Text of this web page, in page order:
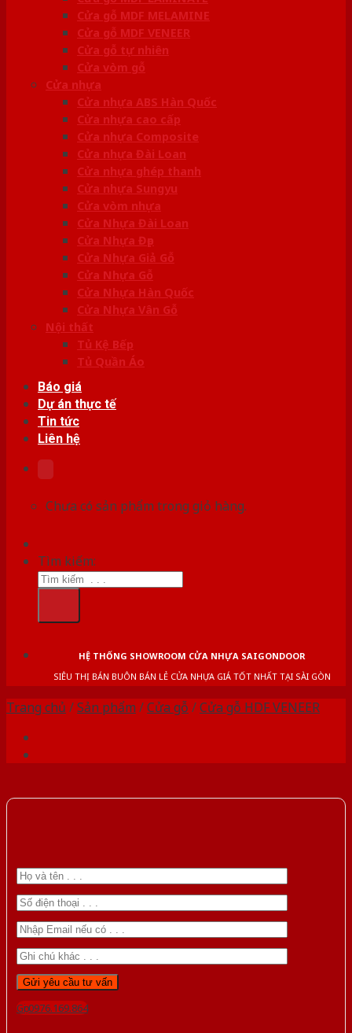
Cửa gỗ MDF MELAMINE
Cửa gỗ MDF VENEER
Cửa gỗ tự nhiên
Cửa vòm gỗ
Cửa nhựa
Cửa nhựa ABS Hàn Quốc
Cửa nhựa cao cấp
Cửa nhựa Composite
Cửa nhựa Đài Loan
Cửa nhựa ghép thanh
Cửa nhựa Sungyu
Cửa vòm nhựa
Cửa Nhựa Đài Loan
Cửa Nhựa Đẹp
Cửa Nhựa Giả Gỗ
Cửa Nhựa Gỗ
Cửa Nhựa Hàn Quốc
Cửa Nhựa Vân Gỗ
Nội thất
Tủ Kệ Bếp
Tủ Quần Áo
Báo giá
Dự án thực tế
Tin tức
Liên hệ
Chưa có sản phẩm trong giỏ hàng.
Tìm kiếm:
HỆ THỐNG SHOWROOM CỬA NHỰA SAIGONDOOR
SIÊU THỊ BÁN BUÔN BÁN LẺ CỬA NHỰA GIÁ TỐT NHẤT TẠI SÀI GÒN
Trang chủ /Sản phẩm /Cửa gỗ /Cửa gỗ HDF VENEER
Gọi 0976.169.864